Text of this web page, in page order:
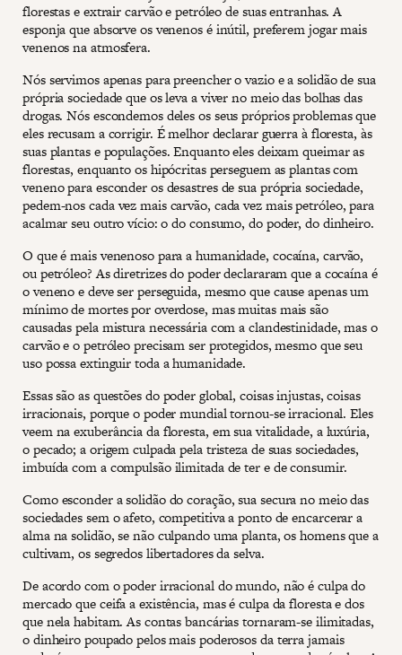
florestas e extrair carvão e petróleo de suas entranhas. A
esponja que absorve os venenos é inútil, preferem jogar mais
venenos na atmosfera.
Nós servimos apenas para preencher o vazio e a solidão de sua
própria sociedade que os leva a viver no meio das bolhas das
drogas. Nós escondemos deles os seus próprios problemas que
eles recusam a corrigir. É melhor declarar guerra à floresta, às
suas plantas e populações. Enquanto eles deixam queimar as
florestas, enquanto os hipócritas perseguem as plantas com
veneno para esconder os desastres de sua própria sociedade,
pedem-nos cada vez mais carvão, cada vez mais petróleo, para
acalmar seu outro vício: o do consumo, do poder, do dinheiro.
O que é mais venenoso para a humanidade, cocaína, carvão,
ou petróleo? As diretrizes do poder declararam que a cocaína é
o veneno e deve ser perseguida, mesmo que cause apenas um
mínimo de mortes por overdose, mas muitas mais são
causadas pela mistura necessária com a clandestinidade, mas o
carvão e o petróleo precisam ser protegidos, mesmo que seu
uso possa extinguir toda a humanidade.
Essas são as questões do poder global, coisas injustas, coisas
irracionais, porque o poder mundial tornou-se irracional. Eles
veem na exuberância da floresta, em sua vitalidade, a luxúria,
o pecado; a origem culpada pela tristeza de suas sociedades,
imbuída com a compulsão ilimitada de ter e de consumir.
Como esconder a solidão do coração, sua secura no meio das
sociedades sem o afeto, competitiva a ponto de encarcerar a
alma na solidão, se não culpando uma planta, os homens que a
cultivam, os segredos libertadores da selva.
De acordo com o poder irracional do mundo, não é culpa do
mercado que ceifa a existência, mas é culpa da floresta e dos
que nela habitam. As contas bancárias tornaram-se ilimitadas,
o dinheiro poupado pelos mais poderosos da terra jamais